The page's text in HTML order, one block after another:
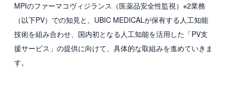
ESGへの取り組み
ガバナンス
社会
MPIのファーマコヴィジランス（医薬品安全性監視）※2業務
（以下PV）での知見と、UBIC MEDICALが保有する人工知能
技術を組み合わせ、国内初となる人工知能を活用した「PV支
援サービス」の提供に向けて、具体的な取組みを進めていきま
す。